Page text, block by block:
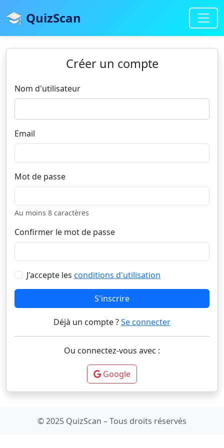
QuizScan
Créer un compte
Nom d'utilisateur
Email
Mot de passe
Au moins 8 caractères
Confirmer le mot de passe
J'accepte les conditions d'utilisation
S'inscrire
Déjà un compte ?Se connecter
Ou connectez-vous avec :
Google
© 2025 QuizScan – Tous droits réservés